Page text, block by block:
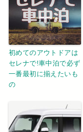
初めてのアウトドアは
セレナで!車中泊で必ず
一番最初に揃えたいも
の